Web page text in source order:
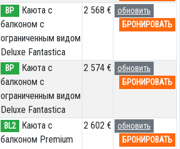
BP
Каюта с
балконом c
ограниченным видом
Deluxe Fantastica
2 568 €
обновить
БРОНИРОВАТЬ
BP
Каюта с
балконом c
ограниченным видом
Deluxe Fantastica
2 574 €
обновить
БРОНИРОВАТЬ
BL2
Каюта с
балконом Premium
2 602 €
обновить
БРОНИРОВАТЬ